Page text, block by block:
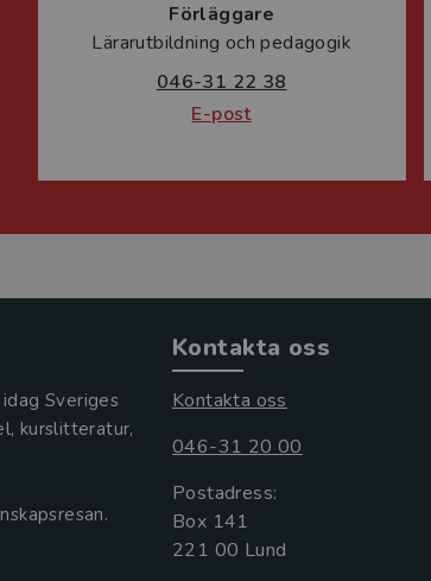
Förläggare
Lärarutbildning och pedagogik
046-31 22 38
E-post
Sveriges
kurslitteratur,
Kontakta oss
Kontakta oss
046-31 20 00
Postadress:
Box 141
221 00 Lund